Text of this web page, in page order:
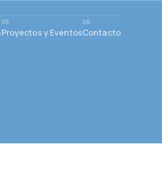
Proyectos y EventosContacto